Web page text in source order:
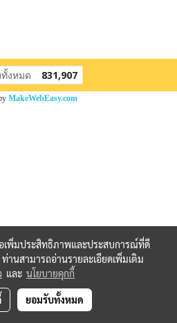
งหมด 831,907
MakeWebEasy.com
อเพิ่มประสิทธิภาพและประสบการณ์ที่ดี
านสามารถอ่านรายละเอียดเพิ่มเติม
และ นโยบายคุกกี้
ยอมรับทั้งหมด